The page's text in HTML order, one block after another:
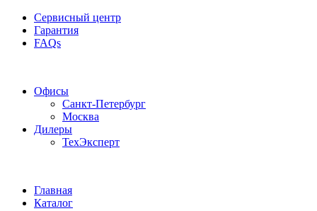
Сервисный центр
Гарантия
FAQs
Офисы
Санкт-Петербург
Москва
Дилеры
ТехЭксперт
Главная
Каталог